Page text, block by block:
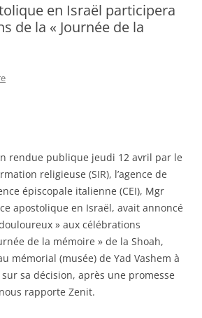
en Israël participera
de la « Journée de la
rendue publique jeudi 12 avril par le
religieuse (SIR), l’agence de
épiscopale italienne (CEI), Mgr
apostolique en Israël, avait annoncé
» aux célébrations
de la mémoire » de la Shoah,
mémorial (musée) de Yad Vashem à
sa décision, après une promesse
rapporte Zenit.